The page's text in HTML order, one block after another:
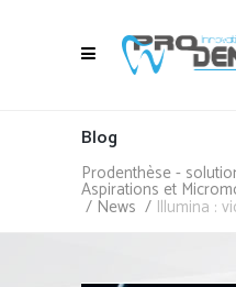
Blog
Prodenthèse -
Aspirations et
/ News / Illumina :